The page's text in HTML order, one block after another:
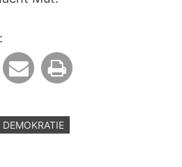
DEMOKRATIE